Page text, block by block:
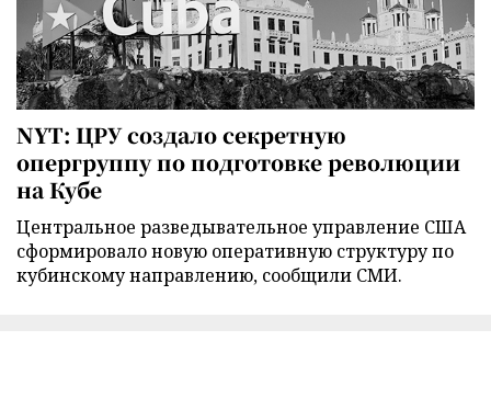
NYT: ЦРУ создало секретную
опергруппу по подготовке революции
на Кубе
Центральное разведывательное управление США
сформировало новую оперативную структуру по
кубинскому направлению, сообщили СМИ.